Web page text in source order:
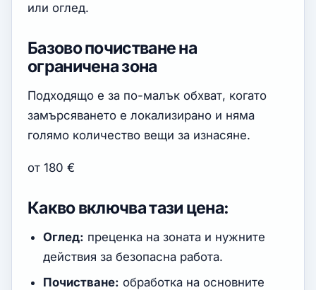
или оглед.
Базово почистване на
ограничена зона
Подходящо е за по-малък обхват, когато
замърсяването е локализирано и няма
голямо количество вещи за изнасяне.
от 180 €
Какво включва тази цена:
Оглед: преценка на зоната и нужните
действия за безопасна работа.
Почистване: обработка на основните